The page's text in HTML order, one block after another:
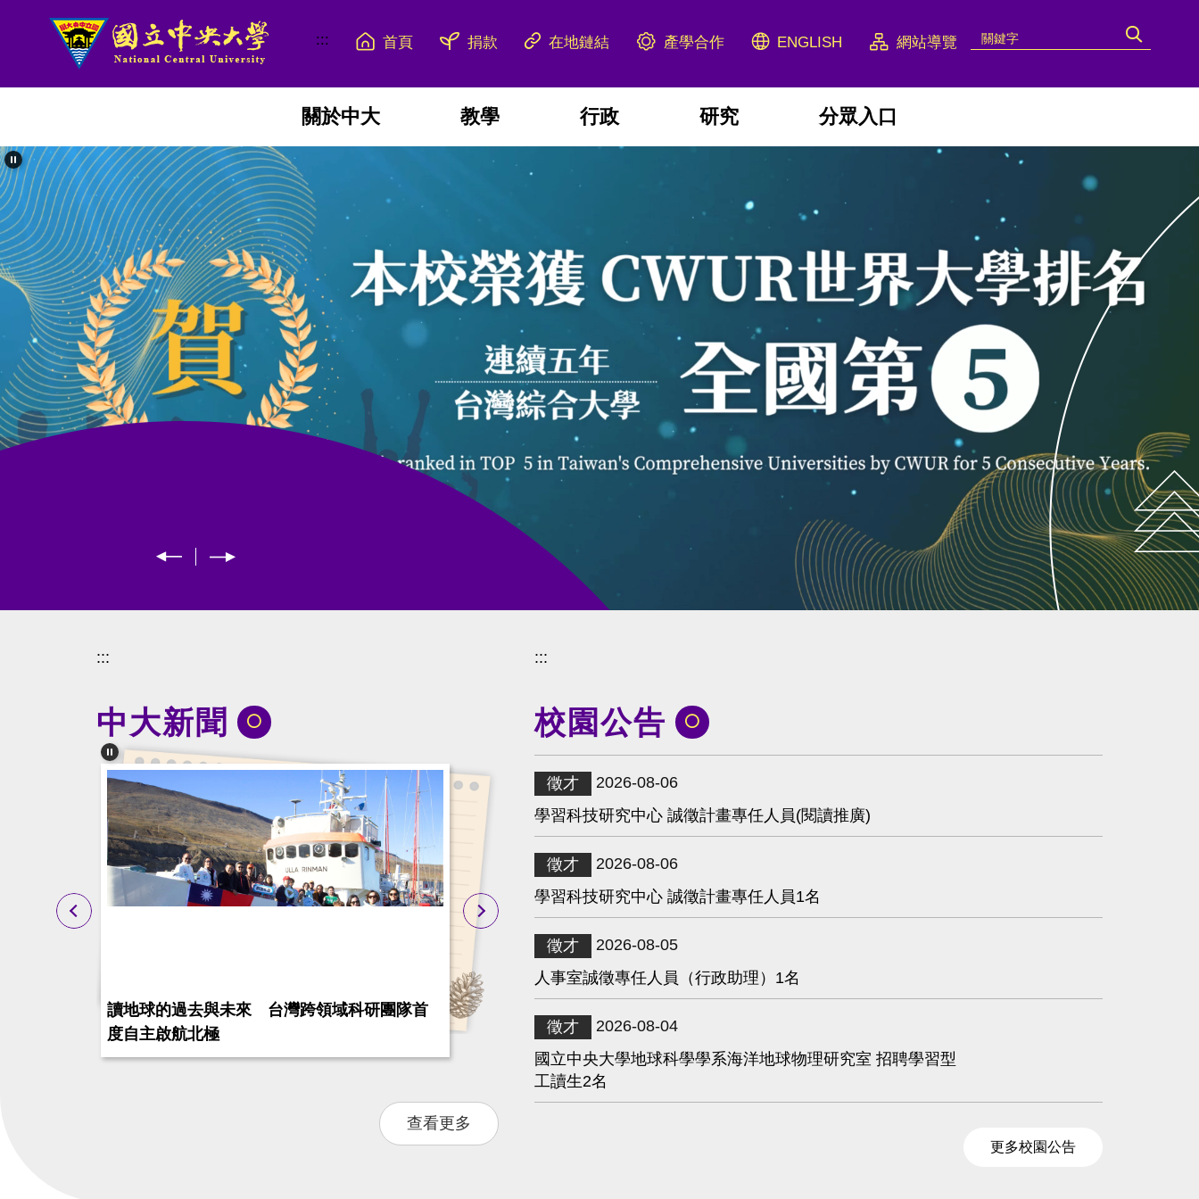
要
區
::: 首頁 捐款 在地鏈結 產學合作 ENGLISH 網站導覽
關於中大 教學 行政 研究 分眾入口
:::
中大新聞 ⚪
讀地球的過去與未來 台灣跨領域科研團隊首
度自主啟航北極
球科學合作
查看更多
:::
校園公告 ⚪
徵才
2026-08-06
學習科技研究中心 誠徵計畫專任人員(閱讀推廣)
徵才
2026-08-06
學習科技研究中心 誠徵計畫專任人員1名
徵才
2026-08-05
人事室誠徵專任人員（行政助理）1名
徵才
2026-08-04
國立中央大學地球科學學系海洋地球物理研究室 招聘學習型
工讀生2名
更多校園公告